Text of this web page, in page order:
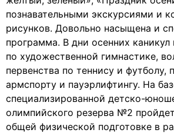
познавательными экскурсиями и
рисунков. Довольно насыщена и
программа. В дни осенних
по художественной гимнастике,
первенства по теннису и футболу,
армспорту и пауэрлифтингу. На
специализированной детско-
олимпийского резерва №2
общей физической подготовке в